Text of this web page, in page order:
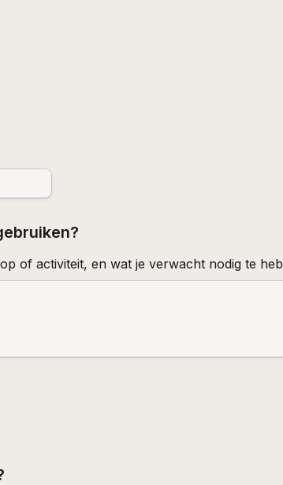
of activiteit, en wat je verwacht nodig te